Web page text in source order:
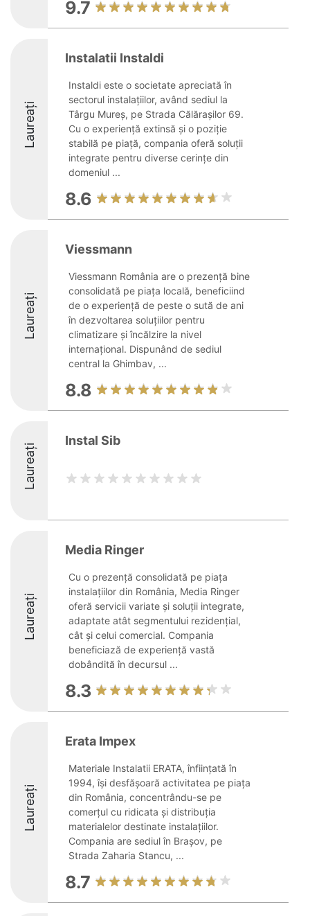
9.7
Laureați
Instalatii Instaldi
Instaldi este o societate apreciată în
sectorul instalațiilor, având sediul la
Târgu Mureș, pe Strada Călărașilor 69.
Cu o experiență extinsă și o poziție
stabilă pe piață, compania oferă soluții
integrate pentru diverse cerințe din
domeniul ...
8.6
Laureați
Viessmann
Viessmann România are o prezență bine
consolidată pe piața locală, beneficiind
de o experiență de peste o sută de ani
în dezvoltarea soluțiilor pentru
climatizare și încălzire la nivel
internațional. Dispunând de sediul
central la Ghimbav, ...
8.8
Laureați
Instal Sib
Laureați
Media Ringer
Cu o prezență consolidată pe piața
instalațiilor din România, Media Ringer
oferă servicii variate și soluții integrate,
adaptate atât segmentului rezidențial,
cât și celui comercial. Compania
beneficiază de experiență vastă
dobândită în decursul ...
8.3
Laureați
Erata Impex
Materiale Instalatii ERATA, înființată în
1994, își desfășoară activitatea pe piața
din România, concentrându-se pe
comerțul cu ridicata și distribuția
materialelor destinate instalațiilor.
Compania are sediul în Brașov, pe
Strada Zaharia Stancu, ...
8.7